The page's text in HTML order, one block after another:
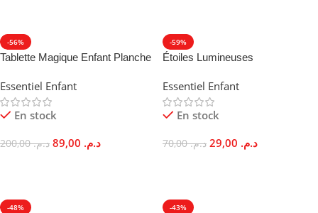
-56%
Tablette Magique Enfant Planche
Essentiel Enfant
En stock
د.م.200,00 د.م.
-59%
Étoiles Lumineuses
Décoration Murale
Essentiel Enfant
En stock
د.م.70,00 د.م.
-48% -43%